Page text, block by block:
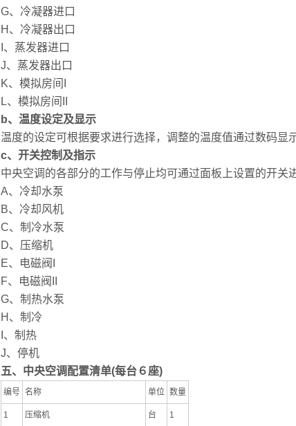
G、冷凝器进口
H 、冷凝器出口
、蒸发器进口
J、蒸发器出口
K、模拟房间
L、模拟房间
b、温度设定及显示
温度的设定可根据要求进行选择，调整的温度值通过数码显
c、开关控制及指示
中央空调的各部分的工作与停止均可通过面板上设置的开关
A、冷却水泵
B、冷却风机
C、制冷水泵
D、压缩机
E、电磁阀
F、电磁阀
G、制热水泵
H 、制冷
、制热
J、停机
五、中央空调配置清单(每台６座)
编号 名称 单位 数量
1 压缩机 台 1